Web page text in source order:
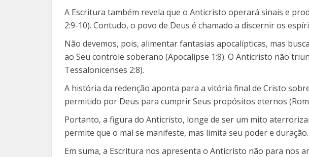
A Escritura também revela que o Anticristo operará sinais e
2:9-10). Contudo, o povo de Deus é chamado a discernir os
Não devemos, pois, alimentar fantasias apocalípticas, mas
ao Seu controle soberano (Apocalipse 1:8). O Anticristo não
Tessalonicenses 2:8).
A história da redenção aponta para a vitória final de Cristo
permitido por Deus para cumprir Seus propósitos eternos
Portanto, a figura do Anticristo, longe de ser um mito
permite que o mal se manifeste, mas limita seu poder e
Em suma, a Escritura nos apresenta o Anticristo não para nos